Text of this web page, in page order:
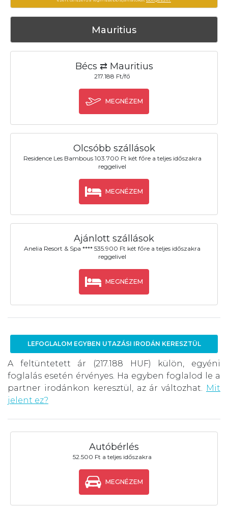
Mauritius
Bécs ⇄ Mauritius
217.188 Ft/fő
MEGNÉZEM
Olcsóbb szállások
Residence Les Bambous 103.700 Ft két főre a teljes időszakra
reggelivel
MEGNÉZEM
Ajánlott szállások
Anelia Resort & Spa **** 535.900 Ft két főre a teljes időszakra
reggelivel
MEGNÉZEM
LEFOGLALOM EGYBEN UTAZÁSI IRODÁN KERESZTÜL
A feltüntetett ár (217.188 HUF) külön, egyéni
foglalás esetén érvényes. Ha egyben foglalod le a
partner irodánkon keresztül, az ár változhat. Mit
jelent ez?
Autóbérlés
52.500 Ft a teljes időszakra
MEGNÉZEM